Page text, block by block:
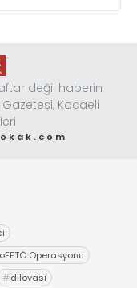
değil haberin
Kocaeli
Operasyonu
#dilovası